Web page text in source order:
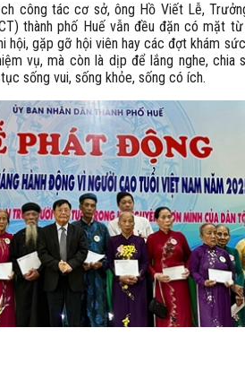
công tác cơ sở, ông Hồ Viết Lễ,
thành phố Huế vẫn đều đặn có mặt
hội, gặp gỡ hội viên hay các đợt khám
vụ, mà còn là dịp để lắng nghe, chia
sống vui, sống khỏe, sống có ích.